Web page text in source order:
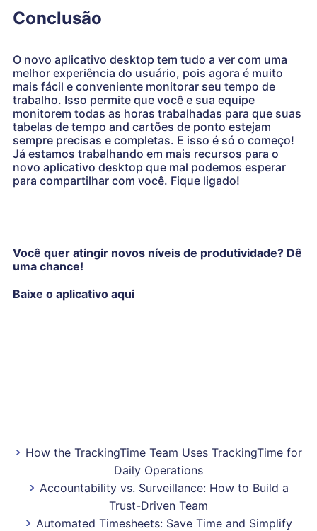
Conclusão
O novo aplicativo desktop tem tudo a ver com uma
melhor experiência do usuário, pois agora é muito
mais fácil e conveniente monitorar seu tempo de
trabalho. Isso permite que você e sua equipe
monitorem todas as horas trabalhadas para que suas
tabelas de tempo and cartões de ponto estejam
sempre precisas e completas. E isso é só o começo!
Já estamos trabalhando em mais recursos para o
novo aplicativo desktop que mal podemos esperar
para compartilhar com você. Fique ligado!
Você quer atingir novos níveis de produtividade? Dê
uma chance!
Baixe o aplicativo aqui
How the TrackingTime Team Uses TrackingTime for
Daily Operations
Accountability vs. Surveillance: How to Build a
Trust-Driven Team
Automated Timesheets: Save Time and Simplify